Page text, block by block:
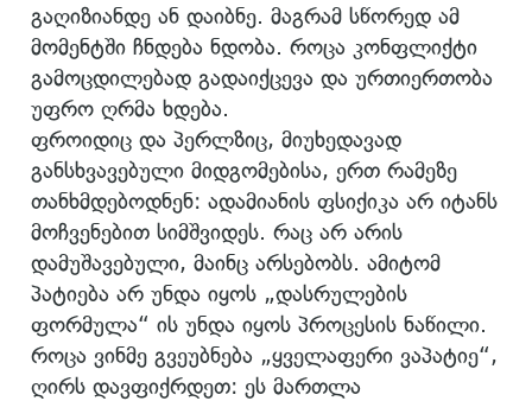
გაღიზიანდე ან დაიბნე. მაგრამ სწორედ ამ
მომენტში ჩნდება ნდობა. როცა კონფლიქტი
გამოცდილებად გადაიქცევა და ურთიერთობა
უფრო ღრმა ხდება.
ფროიდიც და პერლზიც, მიუხედავად
განსხვავებული მიდგომებისა, ერთ რამეზე
თანხმდებოდნენ: ადამიანის ფსიქიკა არ იტანს
მოჩვენებით სიმშვიდეს. რაც არ არის
დამუშავებული, მაინც არსებობს. ამიტომ
პატიება არ უნდა იყოს „დასრულების
ფორმულა“ ის უნდა იყოს პროცესის ნაწილი.
როცა ვინმე გვეუბნება „ყველაფერი ვაპატიე“,
ღირს დავფიქრდეთ: ეს მართლა